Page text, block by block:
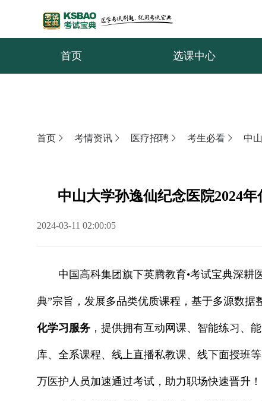
首页 选课中心
首页 考情资讯 医疗招聘 考生必看 中
中山大学孙逸仙纪念医院2024
2024-03-11 02:00:05
中国高科集团旗下英腾教育•考试宝典深耕
典”宗旨，发展多品类优质课程，基于多源数
化学习服务 ，提供拥有互动网课、智能练习、
库、全系课程、线上直播私教课、线下面授班
万医护人员加速通过考试，助力职场快速晋升！